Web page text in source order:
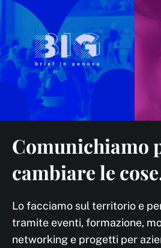
Comunichiamo
cambiare le
Lo facciamo sul territorio e
tramite eventi, formazione,
networking e progetti per